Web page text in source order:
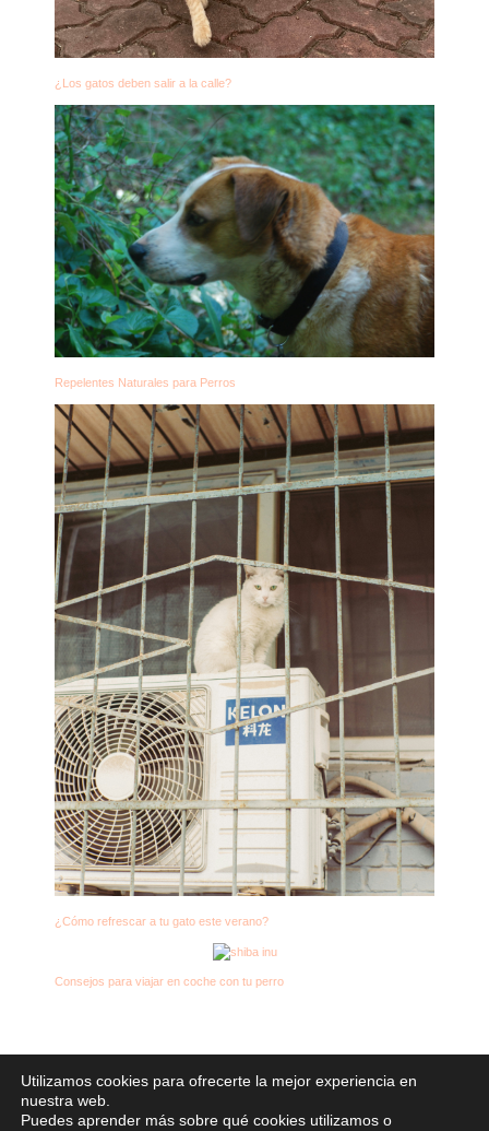
¿Los gatos deben salir a la calle?
Repelentes Naturales para Perros
¿Cómo refrescar a tu gato este verano?
Consejos para viajar en coche con tu perro
Derechos de autor © 2026
Utilizamos cookies para ofrecerte la mejor experiencia en
nuestra web.
Puedes aprender más sobre qué cookies utilizamos o